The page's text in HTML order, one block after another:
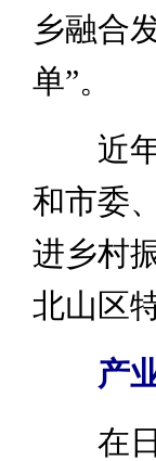
乡融合
单”。
近年
和市委
进乡村
北山区
产
在日